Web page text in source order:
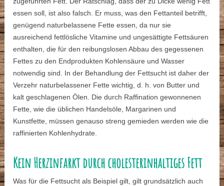
essen soll, ist also falsch. Er muss, was den Fettanteil betrifft,
genügend naturbelassene Fette essen, da nur sie
ausreichend fettlösliche Vitamine und ungesättigte Fettsäuren
enthalten, die für den reibungslosen Abbau des gegessenen
Fettes zu den Endprodukten Kohlensäure und Wasser
notwendig sind. In der Behandlung der Fettsucht ist daher der
Verzehr naturbelassener Fette wichtig, d. h. von Butter und
kalt geschlagenen Ölen. Die durch Raffination gewonnenen
Fette, wie die üblichen Handelsöle, Margarinen und
Kunstfette, müssen genauso streng gemieden werden wie die
raffinierten Kohlenhydrate.
Kein Herzinfarkt durch cholesterinhaltiges Fett
Was für die Fettsucht als Beispiel gilt, gilt grundsätzlich auch